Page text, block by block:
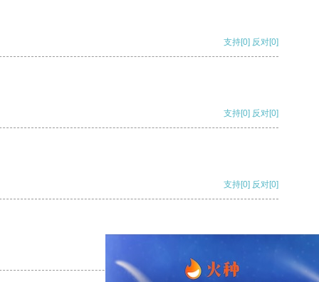
支持[0] 反对[0]
支持[0] 反对[0]
支持[0] 反对[0]